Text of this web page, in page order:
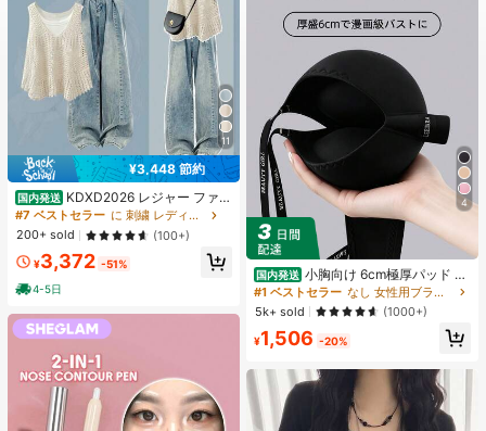
11
¥3,448 節約
国内発送 KDXD2026 レジャー ファッ
ション ロングサイズ 夏服 女性 ワイ
ルドスタイル ボア付きトップス ワイ
ルドスタイル ロングスカート 3点セ
ット UVカット 軽量 通気性 袖付き
ヒップカバー効果 通気性抜群 サイズ
豊富
#7 ベストセラー
に 刺繍 レディースコーデ
200+ sold
(100+)
¥3,372 -51%
4-5日
4
国内発送 小胸向け 6cm極厚パッド 盛
りブラ ノンワイヤー 谷間メイク シ
ームレス ボリュームアップ 美胸フィ
ット ブラジャー
#1 ベストセラー
なし 女性用ブラジャーとブラレット
5k+ sold
(1000+)
¥1,506 -20%